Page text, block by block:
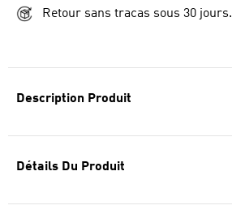
Description Produit
Détails Du Produit
Retour sans tracas sous 30 jours.